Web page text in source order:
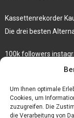
Um Ihnen optimale
Cookies, um
zuzugreifen. Die
die Verarbeitung von
Kassettenrekorder
Die drei besten
100k followers
Rezepte für
Gönnen Sie sich